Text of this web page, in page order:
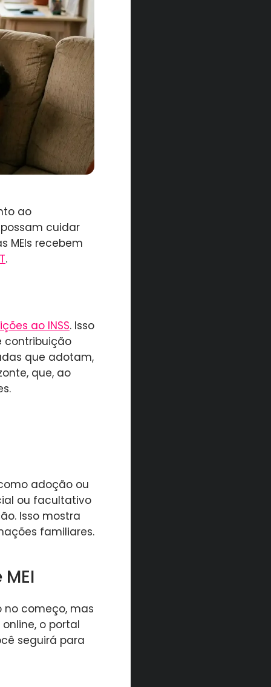
ao
cuidar
MEIs recebem
.
ao INSS. Isso
contribuição
que adotam,
que, ao
adoção ou
ou facultativo
Isso mostra
familiares.
no começo, mas
o portal
seguirá para